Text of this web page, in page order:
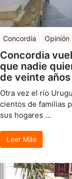
Concordia Opinión
Concordia
que nadie
de veinte
Otra vez el río
cientos de familias
sus hogares …
Leer Más